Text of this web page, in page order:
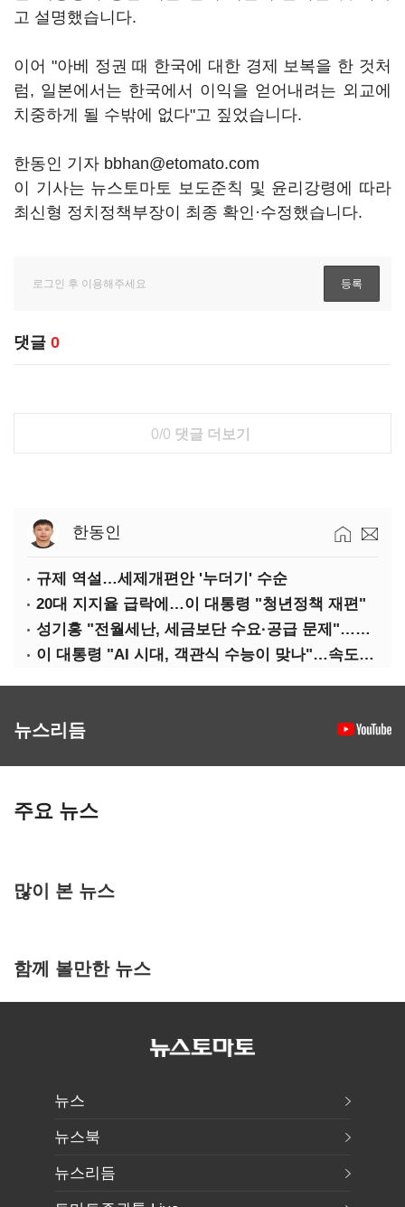
고 설명했습니다.
이어 "아베 정권 때 한국에 대한 경제 보복을 한 것처
럼, 일본에서는 한국에서 이익을 얻어내려는 외교에
치중하게 될 수밖에 없다"고 짚었습니다.
한동인 기자 bbhan@etomato.com
이 기사는 뉴스토마토 보도준칙 및 윤리강령에 따라
최신형 정치정책부장이 최종 확인·수정했습니다.
댓글 0
0/0 댓글 더보기
한동인
규제 역설…세제개편안 '누더기' 수순
20대 지지율 급락에…이 대통령 "청년정책 재편"
성기홍 "전월세난, 세금보단 수요·공급 문제"…닥공 시사
이 대통령 "AI 시대, 객관식 수능이 맞나"…속도전 '경계'
뉴스리듬
주요 뉴스
많이 본 뉴스
함께 볼만한 뉴스
뉴스
뉴스북
뉴스리듬